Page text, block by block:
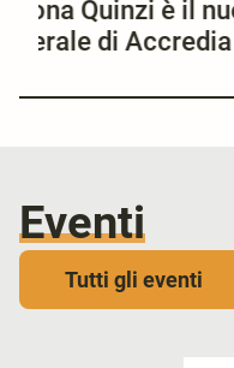
Global ACI ha
Eventi
Tutti gli eventi